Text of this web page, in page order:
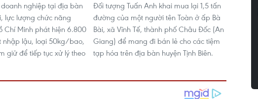
nghiệp tại địa bàn
lực lượng chức năng
Chí Minh phát hiện 6.800
nhập lậu, loại 50kg/bao,
giữ để tiếp tục xử lý theo
Đối tượng Tuấn Anh khai mua lại 1,5 tấn
đường của một người tên Toàn ở ấp Bà
Bài, xã Vĩnh Tế, thành phố Châu Đốc (An
Giang) để mang đi bán lẻ cho các tiệm
tạp hóa trên địa bàn huyện Tịnh Biên.